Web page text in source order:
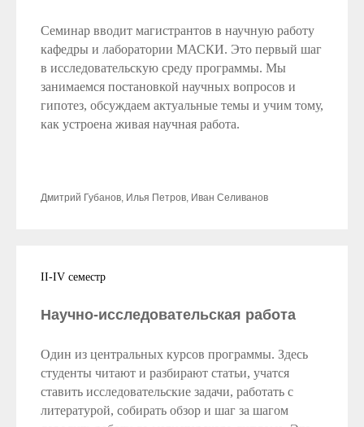
Семинар вводит магистрантов в научную работу
кафедры и лаборатории МАСКИ. Это первый шаг
в исследовательскую среду программы. Мы
занимаемся постановкой научных вопросов и
гипотез, обсуждаем актуальные темы и учим тому,
как устроена живая научная работа.
Дмитрий Губанов, Илья Петров, Иван Селиванов
II-IV семестр
Научно-исследовательская работа
Один из центральных курсов программы. Здесь
студенты читают и разбирают статьи, учатся
ставить исследовательские задачи, работать с
литературой, собирать обзор и шаг за шагом